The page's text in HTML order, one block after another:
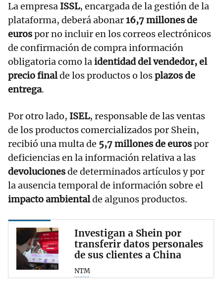
La empresa ISSL, encargada de la gestión de la
plataforma, deberá abonar16,7 millones de
eurospor no incluir en los correos electrónicos
de confirmación de compra información
obligatoria como laidentidad del vendedor, el
precio finalde los productos o losplazos de
entrega.
Por otro lado, ISEL, responsable de las ventas
de los productos comercializados por Shein,
recibió una multa de 5,7 millones de eurospor
deficiencias en la información relativa a las
devolucionesde determinados artículos y por
la ausencia temporal de información sobre el
impacto ambientalde algunos productos.
Investigan a Shein por
transferir datos personales
de sus clientes a China
NTM